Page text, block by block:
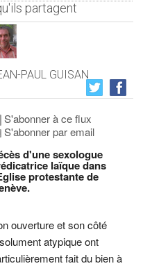
partagent
PAUL GUISAN
S'abonner à ce flux
S'abonner par email
d'une sexologue
laïque dans
protestante de
ouverture et son côté
atypique ont
fait du bien à